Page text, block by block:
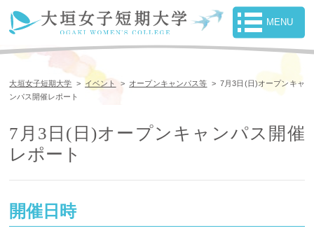
大垣女子短期大学 > イベント > オープンキャンパス等 >7月3日(日)オープンキャ
ンパス開催レポート
7月3日(日)オープンキャンパス開催
レポート
開催日時